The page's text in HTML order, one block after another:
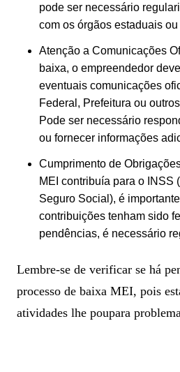
pode ser necessário
com os órgãos estaduais
Atenção a Comunicações
baixa, o empreendedor
eventuais comunicações
Federal, Prefeitura ou
Pode ser necessário
ou fornecer informações
Cumprimento de
MEI contribuía para o INSS
Seguro Social), é
contribuições tenham sido
pendências, é necessário
Lembre-se de verificar se há
processo de baixa MEI, pois
atividades lhe poupara